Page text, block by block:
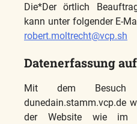
Die*Der örtlich
kann unter folgender E-
robert.moltrecht@vcp.sh
Datenerfassung
Mit dem Besuch
dunedain.stamm.vcp.de
der Website wie im